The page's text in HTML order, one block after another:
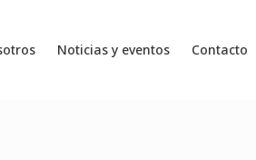
Noticias y eventos Contacto